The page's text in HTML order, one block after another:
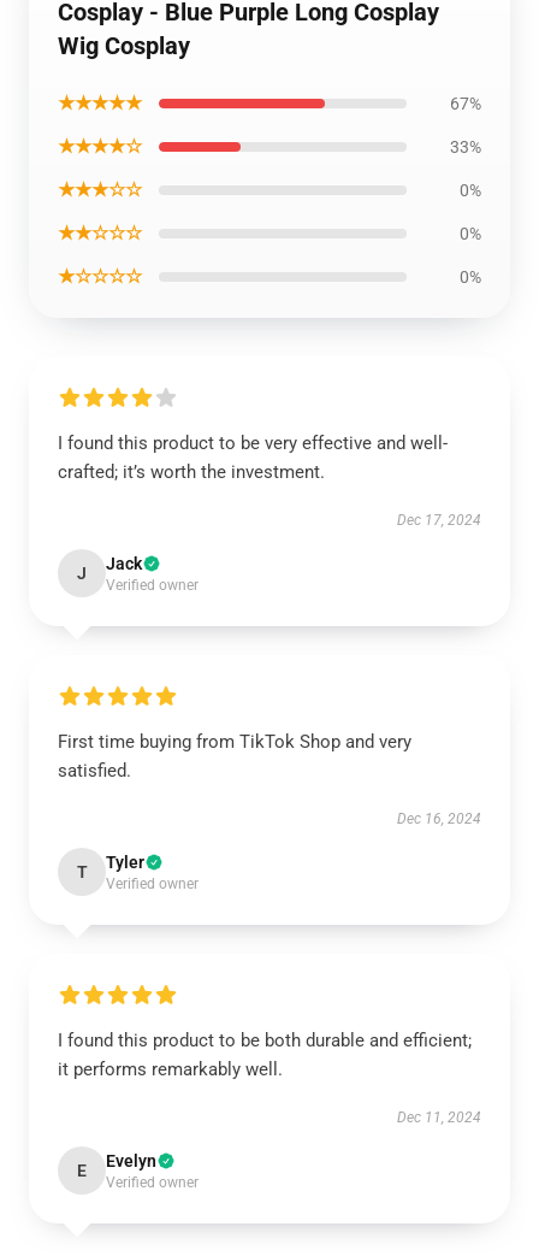
Cosplay - Blue Purple Long Cosplay
Wig Cosplay
★★★★★ 67%
★★★★☆ 33%
★★★☆☆ 0%
★★☆☆☆ 0%
★☆☆☆☆ 0%
I found this product to be very effective and well-
crafted; it’s worth the investment.
Dec 17, 2024
J Jack
Verified owner
First time buying from TikTok Shop and very
satisfied.
Dec 16, 2024
T Tyler
Verified owner
I found this product to be both durable and efficient;
it performs remarkably well.
Dec 11, 2024
E Evelyn
Verified owner